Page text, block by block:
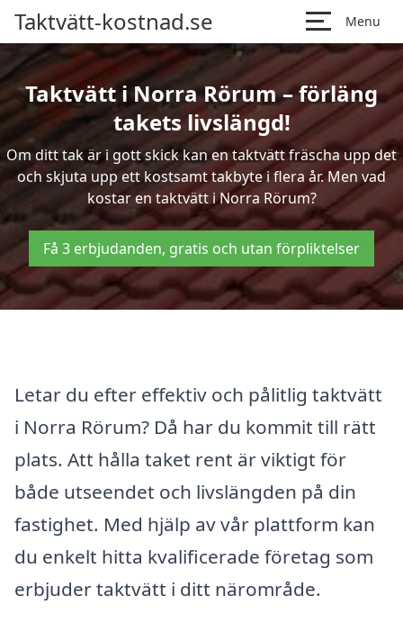
Taktvätt-kostnad.se Menu
Taktvätt i Norra Rörum – förläng
takets livslängd!
Om ditt tak är i gott skick kan en taktvätt fräscha upp det
och skjuta upp ett kostsamt takbyte i flera år. Men vad
kostar en taktvätt i Norra Rörum?
Få 3 erbjudanden, gratis och utan förpliktelser
Letar du efter effektiv och pålitlig taktvätt
i Norra Rörum? Då har du kommit till rätt
plats. Att hålla taket rent är viktigt för
både utseendet och livslängden på din
fastighet. Med hjälp av vår plattform kan
du enkelt hitta kvalificerade företag som
erbjuder taktvätt i ditt närområde.